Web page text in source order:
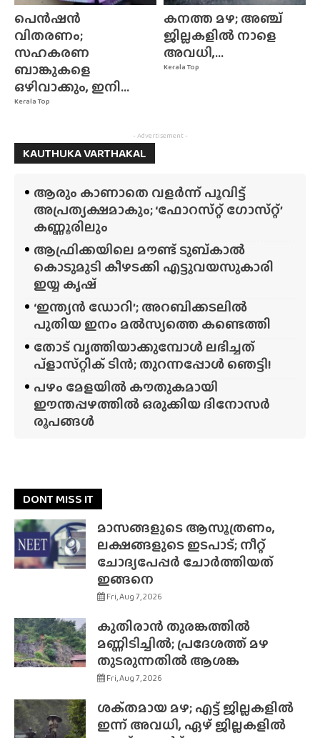
Kerala Top
പെൻഷൻ
വിതരണം;
സഹകരണ
ബാങ്കുകളെ
ഒഴിവാക്കും, ഇനി...
Kerala Top
കനത്ത മഴ; അഞ്ച്
ജില്ലകളിൽ നാളെ
അവധി,...
- Advertisement -
KAUTHUKA VARTHAKAL
ആരും കാണാതെ വളർന്ന് പൂവിട്ട്
അപ്രത്യക്ഷമാകും; ‘ഫോറസ്‌റ്റ്‌ ഗോസ്‌റ്റ്’
കണ്ണൂരിലും
ആഫ്രിക്കയിലെ മൗണ്ട് ടുബ്‌കാൽ
കൊടുമുടി കീഴടക്കി എട്ടുവയസുകാരി
ഇയ്യ കൃഷ്
‘ഇന്ത്യൻ ഡോറി’; അറബിക്കടലിൽ
പുതിയ ഇനം മൽസ്യത്തെ കണ്ടെത്തി
തോട് വൃത്തിയാക്കുമ്പോൾ ലഭിച്ചത്
പ്‌ളാസ്‌റ്റിക് ടിൻ; തുറന്നപ്പോൾ ഞെട്ടി!
പഴം മേളയിൽ കൗതുകമായി
ഈന്തപ്പഴത്തിൽ ഒരുക്കിയ ദിനോസർ
രൂപങ്ങൾ
DONT MISS IT
മാസങ്ങളുടെ ആസൂത്രണം,
ലക്ഷങ്ങളുടെ ഇടപാട്; നീറ്റ്
ചോദ്യപേപ്പർ ചോർത്തിയത്
ഇങ്ങനെ
Fri, Aug 7, 2026
കുതിരാൻ തുരങ്കത്തിൽ
മണ്ണിടിച്ചിൽ; പ്രദേശത്ത് മഴ
തുടരുന്നതിൽ ആശങ്ക
Fri, Aug 7, 2026
ശക്‌തമായ മഴ; എട്ട് ജില്ലകളിൽ
ഇന്ന് അവധി, ഏഴ് ജില്ലകളിൽ